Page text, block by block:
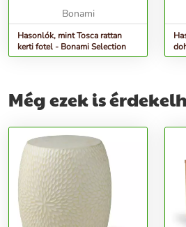
Bonami
Hasonlók, mint Tosca rattan
kerti fotel - Bonami Selection
Még ezek is